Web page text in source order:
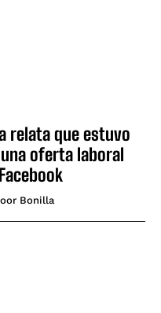
relata que estuvo
oferta laboral
Bonilla